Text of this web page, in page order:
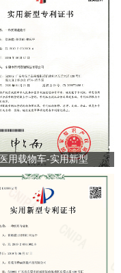
医用载物车-实用新型